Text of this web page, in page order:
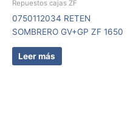
Repuestos cajas ZF
0750112034 RETEN
SOMBRERO GV+GP ZF 1650
Leer más